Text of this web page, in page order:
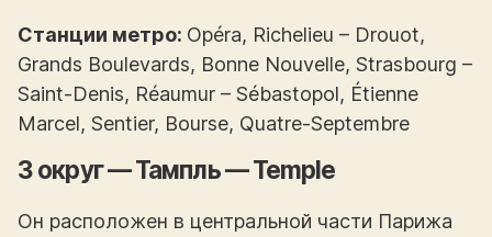
Станции метро: Opéra, Richelieu – Drouot,
Grands Boulevards, Bonne Nouvelle, Strasbourg –
Saint-Denis, Réaumur – Sébastopol, Étienne
Marcel, Sentier, Bourse, Quatre-Septembre
3 округ — Тампль — Temple
Он расположен в центральной части Парижа